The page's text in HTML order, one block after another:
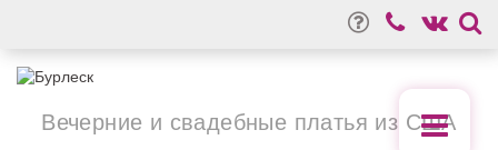
Вечерние и свадебные платья из США